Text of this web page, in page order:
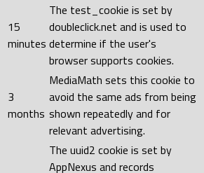
15
minutes
The test_cookie is set by
doubleclick.net and is used to
determine if the user's
browser supports cookies.
3
months
MediaMath sets this cookie to
avoid the same ads from being
shown repeatedly and for
relevant advertising.
The uuid2 cookie is set by
AppNexus and records